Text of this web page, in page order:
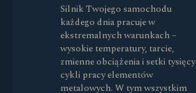
Silnik Twojego samochodu
każdego dnia pracuje w
ekstremalnych warunkach –
wysokie temperatury, tarcie,
zmienne obciążenia i setki tysięcy
cykli pracy elementów
metalowych. W tym wszystkim